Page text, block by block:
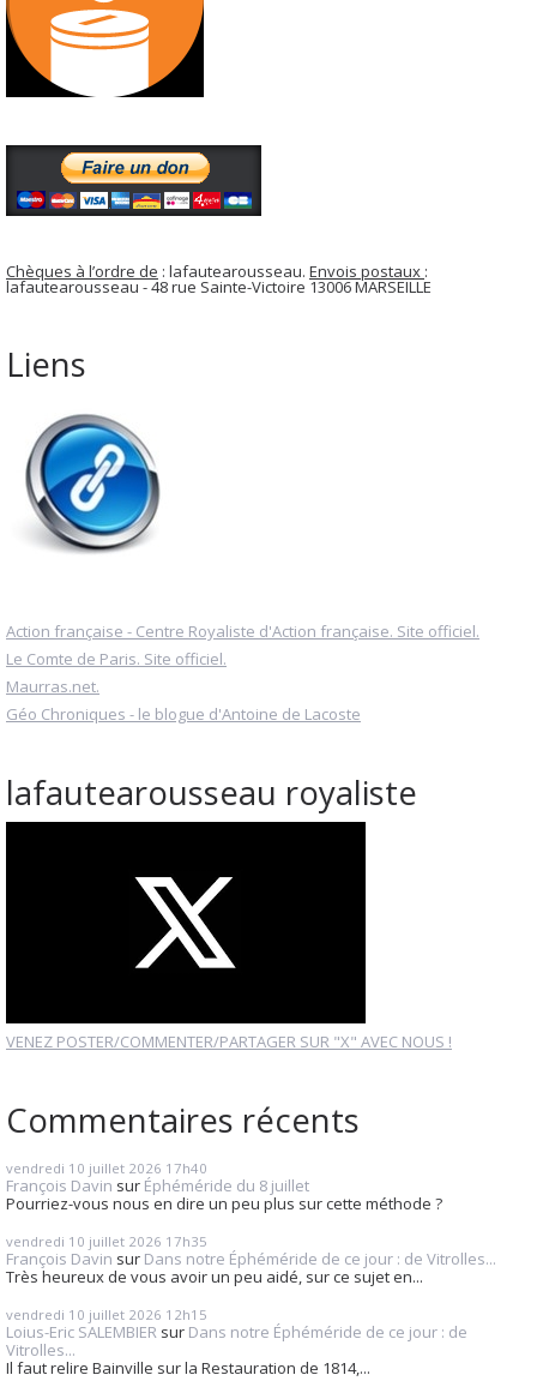
Chèques à l’ordre de : lafautearousseau. Envois postaux :
lafautearousseau - 48 rue Sainte-Victoire 13006 MARSEILLE
Liens
Action française - Centre Royaliste d'Action française. Site officiel.
Le Comte de Paris. Site officiel.
Maurras.net.
Géo Chroniques - le blogue d'Antoine de Lacoste
lafautearousseau royaliste
VENEZ POSTER/COMMENTER/PARTAGER SUR "X" AVEC NOUS !
Commentaires récents
vendredi 10 juillet 2026 17h40
François Davin sur Éphéméride du 8 juillet
Pourriez-vous nous en dire un peu plus sur cette méthode ?
vendredi 10 juillet 2026 17h35
François Davin sur Dans notre Éphéméride de ce jour : de Vitrolles...
Très heureux de vous avoir un peu aidé, sur ce sujet en...
vendredi 10 juillet 2026 12h15
Loius-Eric SALEMBIER sur Dans notre Éphéméride de ce jour : de
Vitrolles...
Il faut relire Bainville sur la Restauration de 1814,...